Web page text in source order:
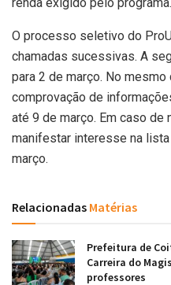
O processo seletivo do
chamadas sucessivas. A
para 2 de março. No
comprovação de
até 9 de março. Em caso de
manifestar interesse na
março.
Relacionadas Matérias
Prefeitura de
Carreira do
professores